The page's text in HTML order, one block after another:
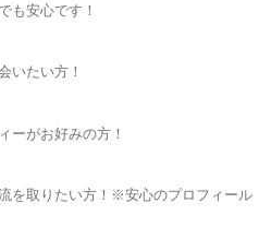
も安心です！
いたい方！
ーがお好みの方！
を取りたい方！※安心のプロフィール